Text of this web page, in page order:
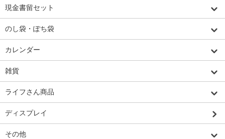
現金書留セット
のし袋・ぽち袋
カレンダー
雑貨
ライフさん商品
ディスプレイ
その他